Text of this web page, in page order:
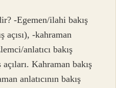
-Egemen/ilahi bakış
açısı), -kahraman
anlatıcı bakış
Kahraman bakış
anlatıcının bakış